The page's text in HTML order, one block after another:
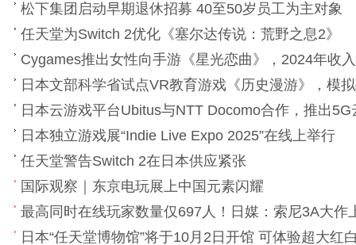
松下集团启动早期退休招募 40至50岁员工为主对象
任天堂为Switch 2优化《塞尔达传说：荒野之息2》
Cygames推出女性向手游《星光恋曲》，2024年收
日本文部科学省试点VR教育游戏《历史漫游》，模
日本云游戏平台Ubitus与NTT Docomo合作，推出5G
日本独立游戏展“Indie Live Expo 2025”在线上举行
任天堂警告Switch 2在日本供应紧张
国际观察｜东京电玩展上中国元素闪耀
最高同时在线玩家数量仅697人！日媒：索尼3A大作
日本“任天堂博物馆”将于10月2日开馆 可体验超大红